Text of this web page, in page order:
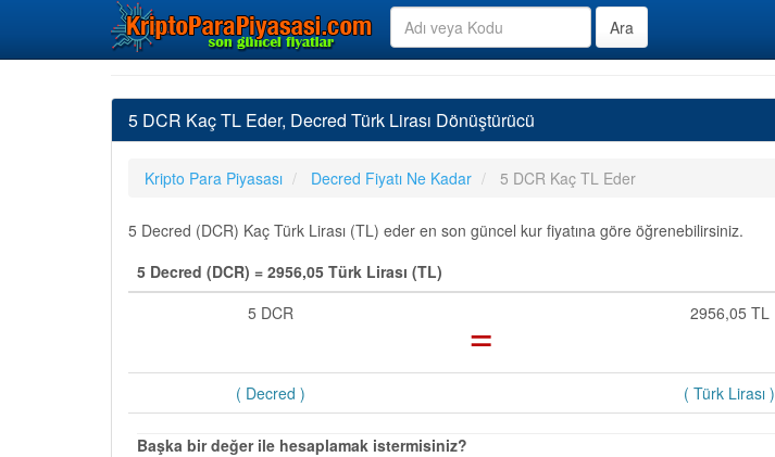
5 DCR Kaç TL Eder, Decred Türk Lirası Dönüştürücü
Kripto Para Piyasası Decred Fiyatı Ne Kadar 5 DCR Kaç TL Eder
5 Decred (DCR) Kaç Türk Lirası (TL) eder en son güncel kur fiyatına göre öğrenebilirsiniz.
5 Decred (DCR) = 2956,05 Türk Lirası (TL)
5 DCR
= 2956,05 TL
( Decred ) ( Türk Lirası )
Başka bir değer ile hesaplamak istermisiniz?